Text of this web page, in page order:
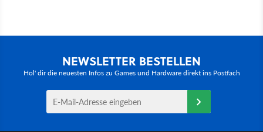
NEWSLETTER BESTELLEN
Hol' dir die neuesten Infos zu Games und Hardware direkt ins Postfach